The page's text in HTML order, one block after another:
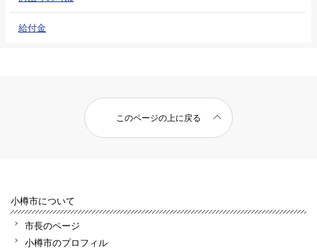
給付金
このページの上に戻る
小樽市について
市長のページ
小樽市のプロフィル